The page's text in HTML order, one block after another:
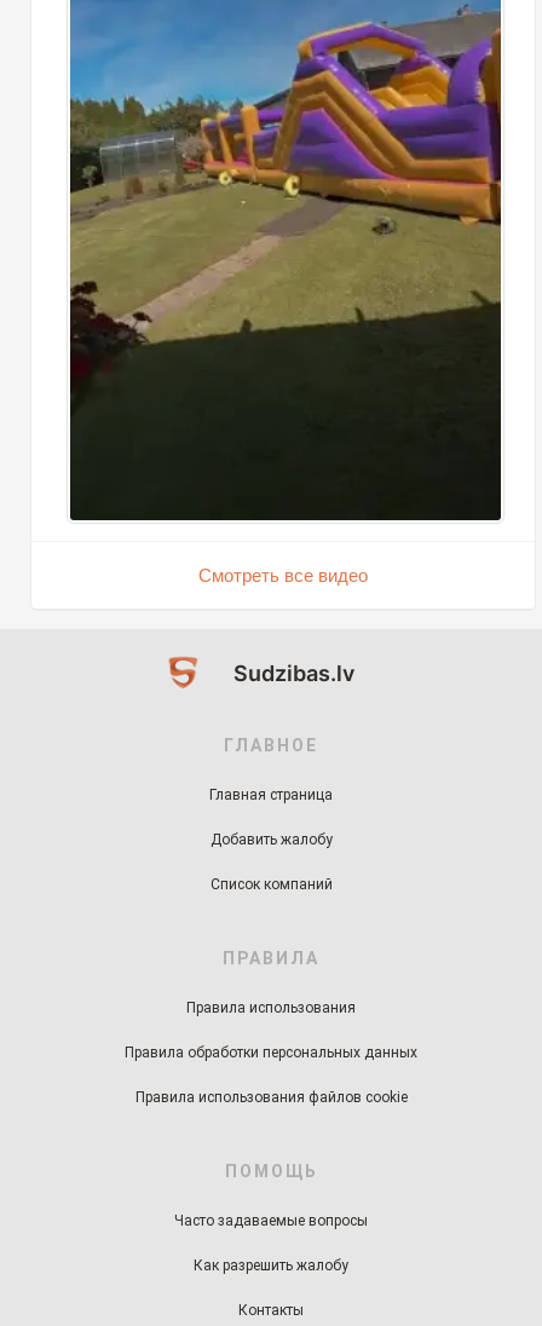
Смотреть все видео
Sudzibas.lv
ГЛАВНОЕ
Главная страница
Добавить жалобу
Список компаний
ПРАВИЛА
Правила использования
Правила обработки персональных данных
Правила использования файлов cookie
ПОМОЩЬ
Часто задаваемые вопросы
Как разрешить жалобу
Контакты